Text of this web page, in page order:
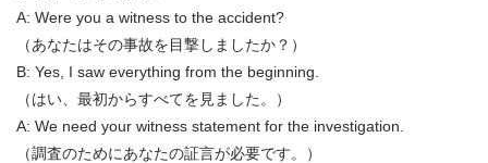
A: Were you a witness to the accident?
（あなたはその事故を目撃しましたか？）
B: Yes, I saw everything from the beginning.
（はい、最初からすべてを見ました。）
A: We need your witness statement for the investigation.
（調査のためにあなたの証言が必要です。）